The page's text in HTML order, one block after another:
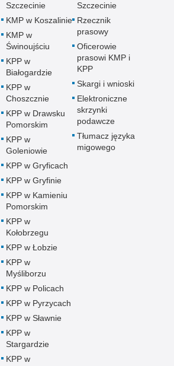
Szczecinie
KMP w Koszalinie
KMP w
Świnoujściu
KPP w
Białogardzie
KPP w
Choszcznie
KPP w Drawsku
Pomorskim
KPP w
Goleniowie
KPP w Gryficach
KPP w Gryfinie
KPP w Kamieniu
Pomorskim
KPP w
Kołobrzegu
KPP w Łobzie
KPP w
Myśliborzu
KPP w Policach
KPP w Pyrzycach
KPP w Sławnie
KPP w
Stargardzie
KPP w
Szczecinie
Rzecznik
prasowy
Oficerowie
prasowi KMP i
KPP
Skargi i wnioski
Elektroniczne
skrzynki
podawcze
Tłumacz języka
migowego